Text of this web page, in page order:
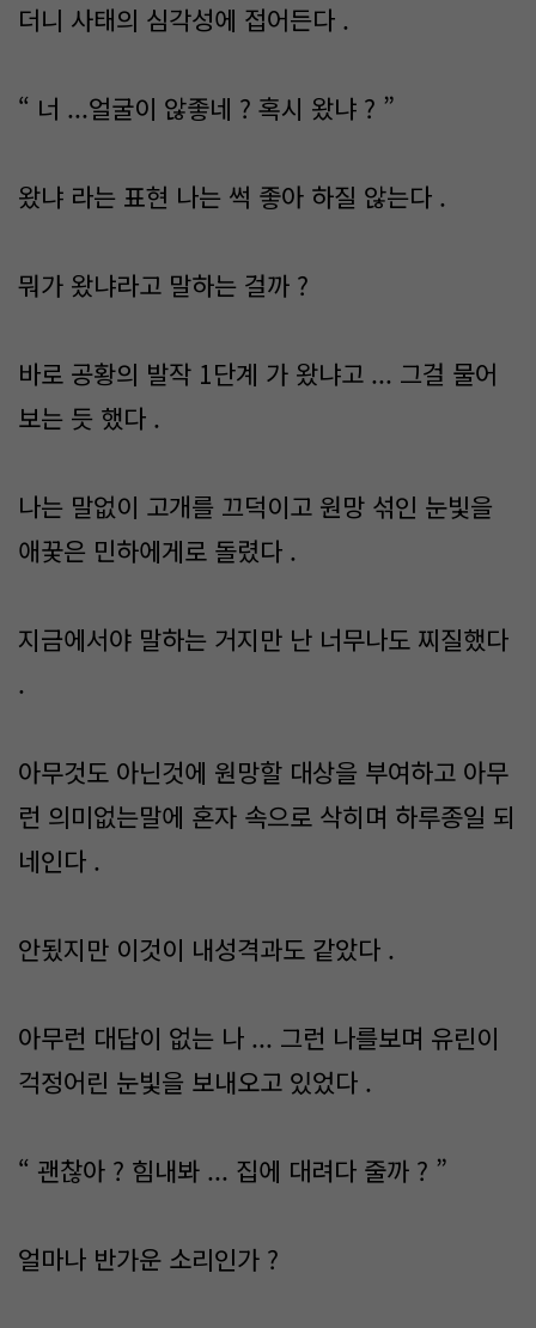
더니 사태의 심각성에 접어든다 .
“ 너 ...얼굴이 않좋네 ? 혹시 왔냐 ? ”
왔냐 라는 표현 나는 썩 좋아 하질 않는다 .
뭐가 왔냐라고 말하는 걸까 ?
바로 공황의 발작 1단계 가 왔냐고 ... 그걸 물어
보는 듯 했다 .
나는 말없이 고개를 끄덕이고 원망 섞인 눈빛을
애꿎은 민하에게로 돌렸다 .
지금에서야 말하는 거지만 난 너무나도 찌질했다
.
아무것도 아닌것에 원망할 대상을 부여하고 아무
런 의미없는말에 혼자 속으로 삭히며 하루종일 되
네인다 .
안됬지만 이것이 내성격과도 같았다 .
아무런 대답이 없는 나 ... 그런 나를보며 유린이
걱정어린 눈빛을 보내오고 있었다 .
“ 괜찮아 ? 힘내봐 ... 집에 대려다 줄까 ? ”
얼마나 반가운 소리인가 ?